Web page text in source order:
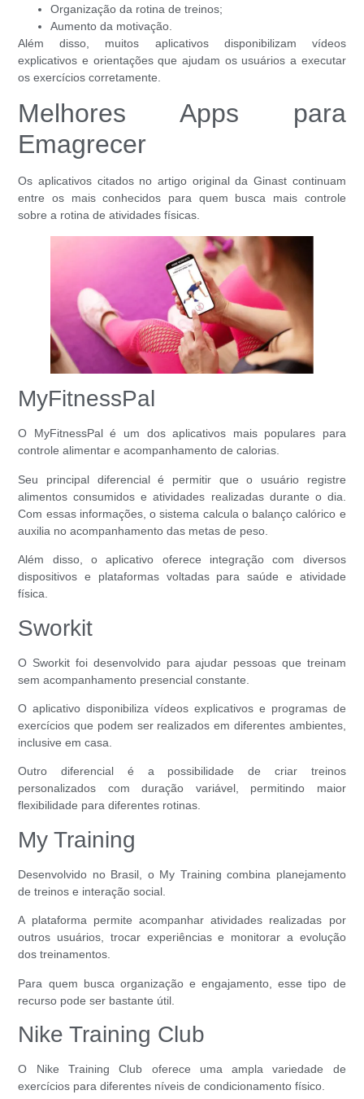
Organização da rotina de treinos;
Aumento da motivação.
Além disso, muitos aplicativos disponibilizam vídeos
explicativos e orientações que ajudam os usuários a executar
os exercícios corretamente.
Melhores Apps para
Emagrecer
Os aplicativos citados no artigo original da Ginast continuam
entre os mais conhecidos para quem busca mais controle
sobre a rotina de atividades físicas.
MyFitnessPal
O MyFitnessPal é um dos aplicativos mais populares para
controle alimentar e acompanhamento de calorias.
Seu principal diferencial é permitir que o usuário registre
alimentos consumidos e atividades realizadas durante o dia.
Com essas informações, o sistema calcula o balanço calórico e
auxilia no acompanhamento das metas de peso.
Além disso, o aplicativo oferece integração com diversos
dispositivos e plataformas voltadas para saúde e atividade
física.
Sworkit
O Sworkit foi desenvolvido para ajudar pessoas que treinam
sem acompanhamento presencial constante.
O aplicativo disponibiliza vídeos explicativos e programas de
exercícios que podem ser realizados em diferentes ambientes,
inclusive em casa.
Outro diferencial é a possibilidade de criar treinos
personalizados com duração variável, permitindo maior
flexibilidade para diferentes rotinas.
My Training
Desenvolvido no Brasil, o My Training combina planejamento
de treinos e interação social.
A plataforma permite acompanhar atividades realizadas por
outros usuários, trocar experiências e monitorar a evolução
dos treinamentos.
Para quem busca organização e engajamento, esse tipo de
recurso pode ser bastante útil.
Nike Training Club
O Nike Training Club oferece uma ampla variedade de
exercícios para diferentes níveis de condicionamento físico.